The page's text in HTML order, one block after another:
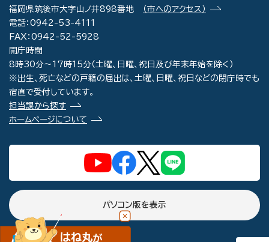
福岡県筑後市大字山ノ井898番地
（市へのアクセス）
電話：0942-53-4111
FAX：0942-52-5928
開庁時間
8時30分～17時15分（土曜、日曜、祝日及び年末年始を除く）
※出生、死亡などの戸籍の届出は、土曜、日曜、祝日などの閉庁時でも
宿直で受付しています。
担当課から探す
ホームページについて
パソコン版を表示